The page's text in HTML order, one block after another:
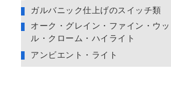
ガルバニック仕上げのスイッチ類
オーク・グレイン・ファイン・ウ
ル・クローム・ハイライト
アンビエント・ライト